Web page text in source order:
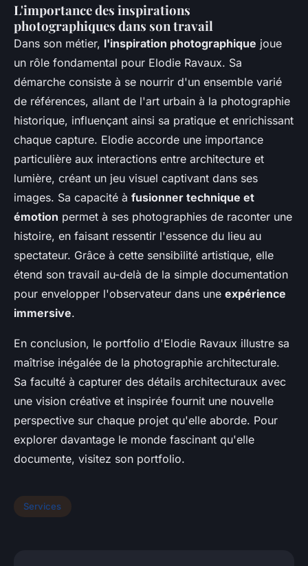
L'importance des inspirations
photographiques dans son travail
Dans son métier, l'inspiration photographique joue
un rôle fondamental pour Elodie Ravaux. Sa
démarche consiste à se nourrir d'un ensemble varié
de références, allant de l'art urbain à la photographie
historique, influençant ainsi sa pratique et enrichissant
chaque capture. Elodie accorde une importance
particulière aux interactions entre architecture et
lumière, créant un jeu visuel captivant dans ses
images. Sa capacité à fusionner technique et
émotion permet à ses photographies de raconter une
histoire, en faisant ressentir l'essence du lieu au
spectateur. Grâce à cette sensibilité artistique, elle
étend son travail au-delà de la simple documentation
pour envelopper l'observateur dans une expérience
immersive.
En conclusion, le portfolio d'Elodie Ravaux illustre sa
maîtrise inégalée de la photographie architecturale.
Sa faculté à capturer des détails architecturaux avec
une vision créative et inspirée fournit une nouvelle
perspective sur chaque projet qu'elle aborde. Pour
explorer davantage le monde fascinant qu'elle
documente, visitez son portfolio.
Services